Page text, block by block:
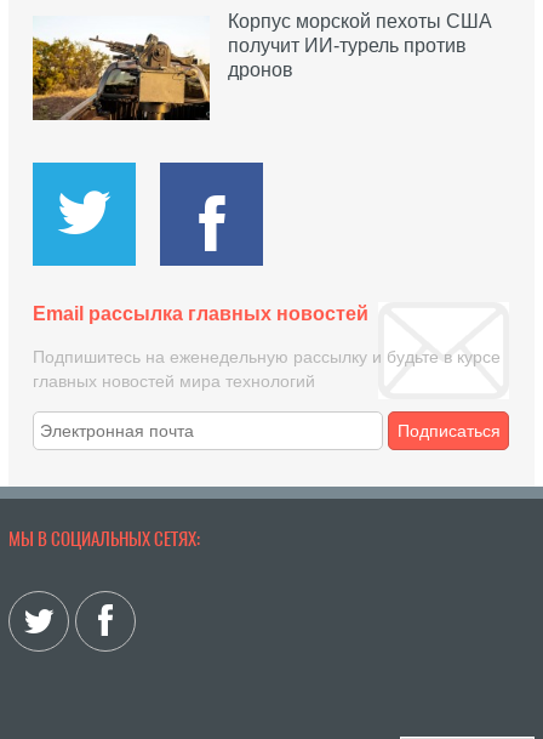
Корпус морской пехоты США
получит ИИ-турель против
дронов
Email рассылка главных новостей
Подпишитесь на еженедельную рассылку и будьте в курсе
главных новостей мира технологий
Подписаться
МЫ В СОЦИАЛЬНЫХ СЕТЯХ: